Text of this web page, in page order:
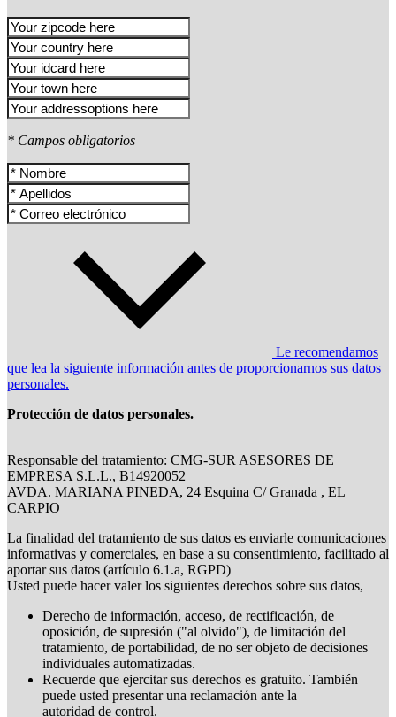
* Campos obligatorios
Le recomendamos
que lea la siguiente información antes de proporcionarnos sus datos
personales.
Protección de datos personales.
Responsable del tratamiento: CMG-SUR ASESORES DE
EMPRESA S.L.L., B14920052
AVDA. MARIANA PINEDA, 24 Esquina C/ Granada , EL
CARPIO
La finalidad del tratamiento de sus datos es enviarle comunicaciones
informativas y comerciales, en base a su consentimiento, facilitado al
aportar sus datos (artículo 6.1.a, RGPD)
Usted puede hacer valer los siguientes derechos sobre sus datos,
Derecho de información, acceso, de rectificación, de
oposición, de supresión ("al olvido"), de limitación del
tratamiento, de portabilidad, de no ser objeto de decisiones
individuales automatizadas.
Recuerde que ejercitar sus derechos es gratuito. También
puede usted presentar una reclamación ante la
autoridad de control.